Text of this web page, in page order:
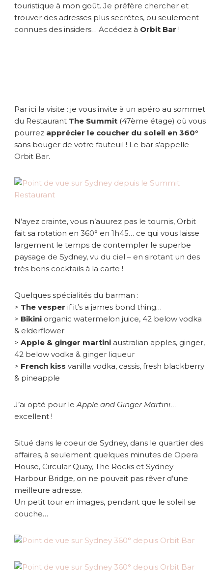
i
s
l
S
u
m
touristique à mon goût. Je préfère chercher et
trouver des adresses plus secrètes, ou seulement
connues des insiders… Accédez à Orbit Bar !
Par ici la visite : je vous invite à un apéro au sommet
du Restaurant The Summit (47ème étage) où vous
pourrez apprécier le coucher du soleil en 360°
sans bouger de votre fauteuil ! Le bar s’appelle
Orbit Bar.
N’ayez crainte, vous n’auurez pas le tournis, Orbit
fait sa rotation en 360° en 1h45… ce qui vous laisse
largement le temps de contempler le superbe
paysage de Sydney, vu du ciel – en sirotant un des
très bons cocktails à la carte !
Quelques spécialités du barman :
> The vesper if it’s a james bond thing…
> Bikini organic watermelon juice, 42 below vodka
& elderflower
> Apple & ginger martini australian apples, ginger,
42 below vodka & ginger liqueur
> French kiss vanilla vodka, cassis, fresh blackberry
& pineapple
J’ai opté pour leApple and Ginger Martini…
excellent !
Situé dans le coeur de Sydney, dans le quartier des
affaires, à seulement quelques minutes de Opera
House, Circular Quay, The Rocks et Sydney
Harbour Bridge, on ne pouvait pas rêver d’une
meilleure adresse.
Un petit tour en images, pendant que le soleil se
couche…